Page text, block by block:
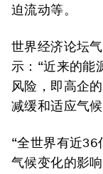
迫流动等。
世界经济论坛
示：“近来的能
风险，即高企
减缓和适应气
“全世界有近36
气候变化的影